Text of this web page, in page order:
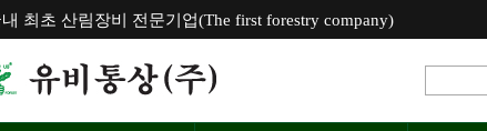
내 최초 산림장비 전문기업(The first forestry company)